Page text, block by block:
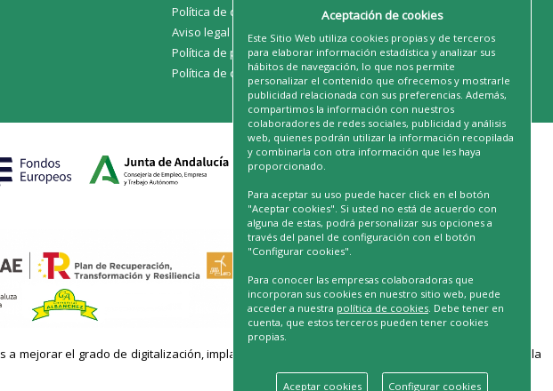
Política de devoluciones
Aviso legal
Política de privacidad
Política de cookies
a mejorar el grado de digitalización, implantación de soluciones para la transformación digital y la
Aceptación de cookies
Este Sitio Web utiliza cookies propias y de terceros
para elaborar información estadística y analizar sus
hábitos de navegación, lo que nos permite
personalizar el contenido que ofrecemos y mostrarle
publicidad relacionada con sus preferencias. Además,
compartimos la información con nuestros
colaboradores de redes sociales, publicidad y análisis
web, quienes podrán utilizar la información recopilada
y combinarla con otra información que les haya
proporcionado.
Para aceptar su uso puede hacer click en el botón
"Aceptar cookies". Si usted no está de acuerdo con
alguna de estas, podrá personalizar sus opciones a
través del panel de configuración con el botón
"Configurar cookies".
Para conocer las empresas colaboradoras que
incorporan sus cookies en nuestro sitio web, puede
acceder a nuestra política de cookies. Debe tener en
cuenta, que estos terceros pueden tener cookies
propias.
Aceptar cookies Configurar cookies